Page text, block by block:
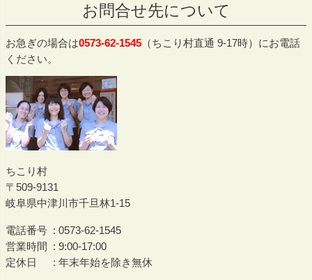
へ
お問合せ先について
お急ぎの場合は0573-62-1545 （ちこり村直通 9-17時）にお電話
ください。
ちこり村
509-9131
岐阜県中津川市千旦林1-15
電話番号
0573-62-1545
営業時間
9:00-17:00
定休日
年末年始を除き無休